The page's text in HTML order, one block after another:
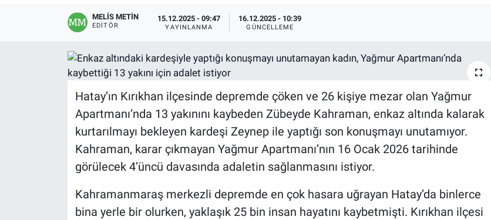
MELİS METİN
EDITÖR
15.12.2025 - 09:47
YAYINLANMA
16.12.2025 - 10:39
GÜNCELLEME
Hatay’ın Kırıkhan ilçesinde depremde çöken ve 26 kişiye mezar olan Yağmur
Apartmanı’nda 13 yakınını kaybeden Zübeyde Kahraman, enkaz altında kalarak
kurtarılmayı bekleyen kardeşi Zeynep ile yaptığı son konuşmayı unutamıyor.
Kahraman, karar çıkmayan Yağmur Apartmanı’nın 16 Ocak 2026 tarihinde
görülecek 4’üncü davasında adaletin sağlanmasını istiyor.
Kahramanmaraş merkezli depremde en çok hasara uğrayan Hatay’da binlerce
bina yerle bir olurken, yaklaşık 25 bin insan hayatını kaybetmişti. Kırıkhan ilçesi